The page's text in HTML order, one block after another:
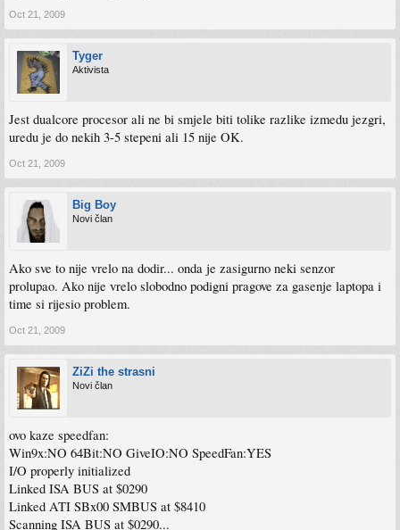
Oct 21, 2009
Tyger
Aktivista
Jest dualcore procesor ali ne bi smjele biti tolike razlike izmedu jezgri,
uredu je do nekih 3-5 stepeni ali 15 nije OK.
Oct 21, 2009
Big Boy
Novi član
Ako sve to nije vrelo na dodir... onda je zasigurno neki senzor
prolupao. Ako nije vrelo slobodno podigni pragove za gasenje laptopa i
time si rijesio problem.
Oct 21, 2009
ZiZi the strasni
Novi član
ovo kaze speedfan:
Win9x:NO 64Bit:NO GiveIO:NO SpeedFan:YES
I/O properly initialized
Linked ISA BUS at $0290
Linked ATI SBx00 SMBUS at $8410
Scanning ISA BUS at $0290...